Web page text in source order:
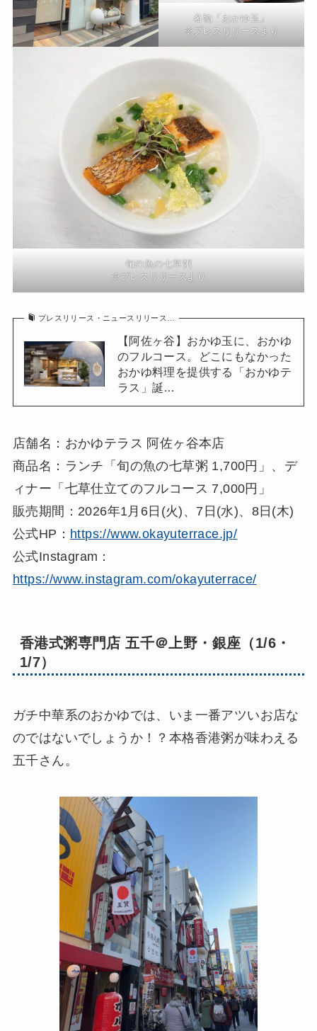
名物「おかゆ玉」
※プレスリリースより
旬の魚の七草粥
※プレスリリースより
プレスリリース・ニュースリリース…
【阿佐ヶ谷】おかゆ玉に、おかゆ
のフルコース。どこにもなかった
おかゆ料理を提供する「おかゆテ
ラス」誕…
店舗名：おかゆテラス 阿佐ヶ谷本店
商品名：ランチ「旬の魚の七草粥 1,700円」、デ
ィナー「七草仕立てのフルコース 7,000円」
販売期間：2026年1月6日(火)、7日(水)、8日(木)
公式HP： https://www.okayuterrace.jp/
公式Instagram：
https://www.instagram.com/okayuterrace/
香港式粥専門店 五千＠上野・銀座（1/6・
1/7）
ガチ中華系のおかゆでは、いま一番アツいお店な
のではないでしょうか！？本格香港粥が味わえる
五千さん。